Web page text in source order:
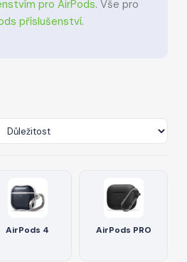
pro AirPods. Vše pro
příslušenství.
AirPods 4 AirPods PRO